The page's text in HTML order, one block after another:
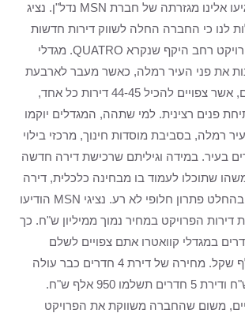
חדשות מעניינות הגיעו אלינו מגזרתה של חברת MSN נדל"ן. נציג
לנו כי החברה החלה לשווק דירות חדשות
ברמלה, במסגרת פרויקט רחב היקף שנקרא QUATRO. מגדלי
את פני העיר רמלה, כאשר מעבר לארבעת
מגדלי הדירות עצמם, אשר צפויים להכיל 44-45 דירות כל אחד,
פנים רצינית. למי שתהה, המגדלים יוקמו
רמלה, בסביבת מוסדות חינוך, מרכזי בילוי
בעיר. במידה וגיליתם שרכישת דירה חדשה
שתוכלו לעמוד בו מבחינה כלכלית, דירה
חדשה ברמלה היא בהחלט פתרון חלופי לא רע. נציגי MSN הודיעו
דירות הפרויקט במחיר נמוך ממיליון ש"ח. כך
על דירת 3 חדרים במגדלי קוואטרו אתם צפויים לשלם
בסביבות ה-690 אלף שקל. מחירה של דירת 4 חדרים כבר עולה
לאזור ה-850 אלף ש"ח ודירת 5 חדרים תשלמו 950 אלף ש"ח.
משום שהחברה משווקת את הפרויקט